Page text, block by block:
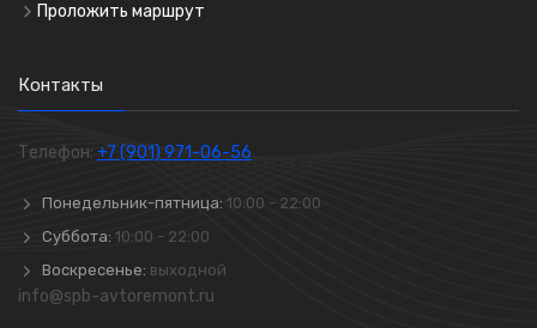
Проложить маршрут
Контакты
Телефон: +7 (901) 971-06-56
Понедельник-пятница: 10:00 - 22:00
Суббота: 10:00 - 22:00
Воскресенье: выходной
info@spb-avtoremont.ru